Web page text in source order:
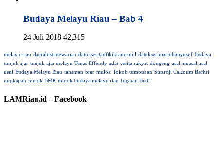
Budaya Melayu Riau – Bab 4
24 Juli 2018 42,315
melayu riau daerahistimewariau datukseritaufikikramjamil datukserimarjohanyusuf budaya
tunjuk ajar tunjuk ajar melayu Tenas Effendy adat cerita rakyat dongeng asal muasal asal
usul Budaya Melayu Riau tanaman bmr mulok Tokoh tumbuhan Sutardji Calzoum Bachri
ungkapan mulok BMR mulok budaya melayu riau Ingatan Budi
LAMRiau.id – Facebook